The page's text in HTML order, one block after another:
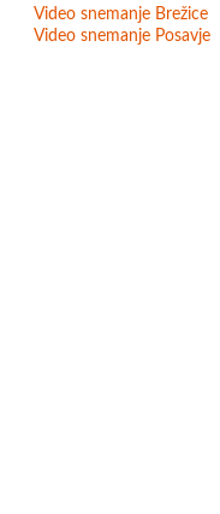
Video snemanje Brežice
Video snemanje Posavje